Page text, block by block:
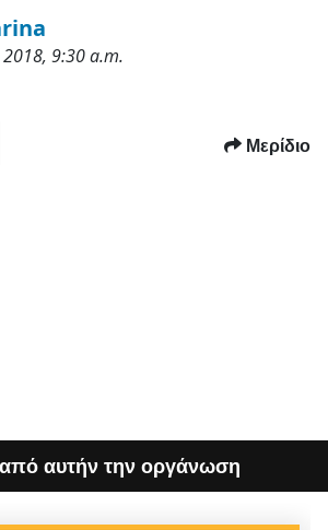
2018, 9:30 a.m.
Μερίδιο
αυτήν την οργάνωση